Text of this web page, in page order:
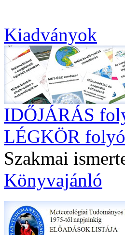
Kiadványok
IDŐJÁRÁS
LÉGKÖR
Szakmai
Könyvajánló